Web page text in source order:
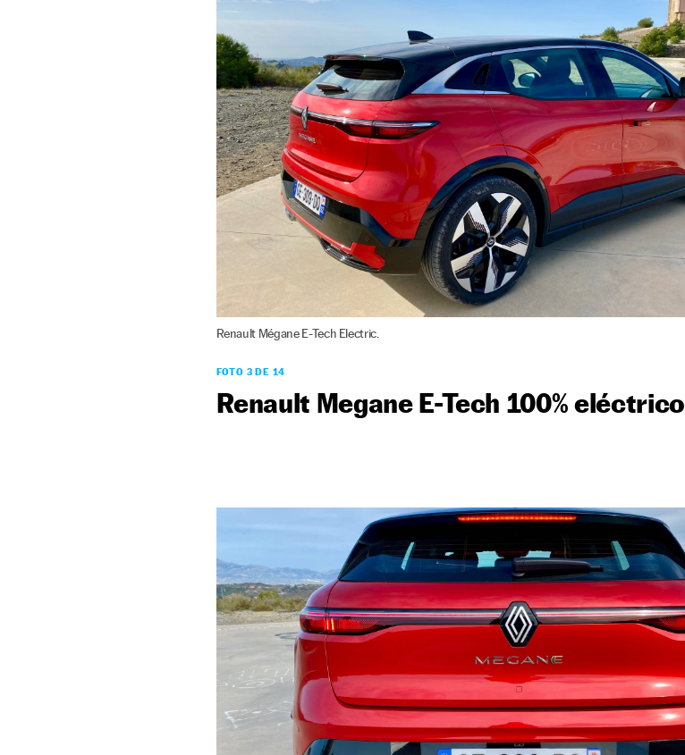
Renault Mégane E-Tech Electric.
FOTO 3 DE 14
Renault Megane E-Tech 100% eléctrico